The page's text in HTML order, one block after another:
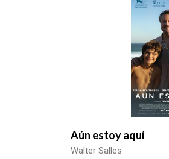
Aún estoy aquí
Walter Salles